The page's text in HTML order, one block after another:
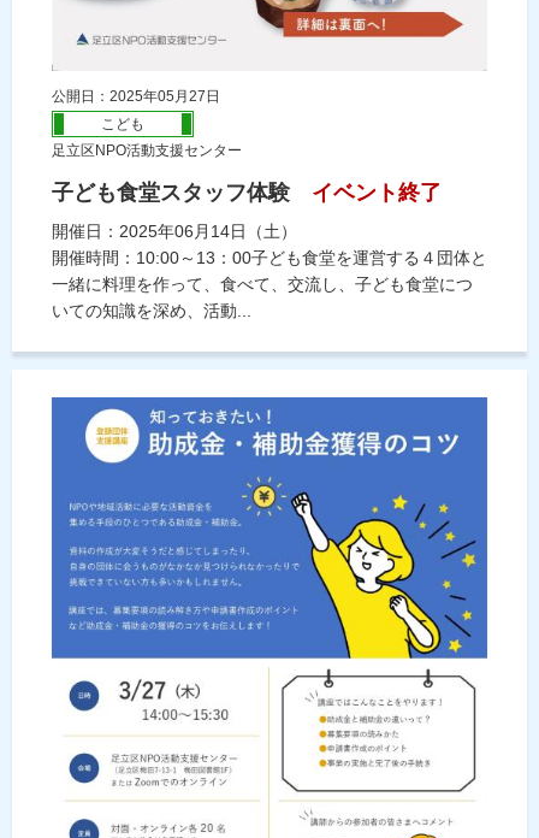
公開日：2025年05月27日
こども
足立区NPO活動支援センター
子ども食堂スタッフ体験 イベント終了
開催日：2025年06月14日（土）
開催時間：10:00～13：00子ども食堂を運営する４団体と
一緒に料理を作って、食べて、交流し、子ども食堂につ
いての知識を深め、活動...